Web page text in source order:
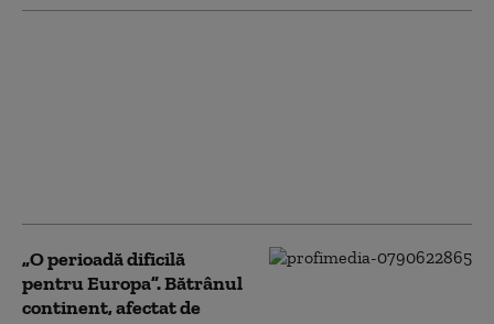
„O perioadă dificilă
pentru Europa”. Bătrânul
continent, afectat de